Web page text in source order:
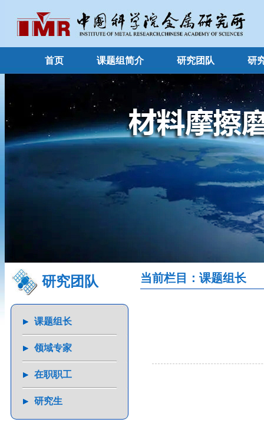
首页 课题组简介 研究团队 研
研究团队
课题组长
领域专家
在职职工
研究生
当前栏目：课题组长